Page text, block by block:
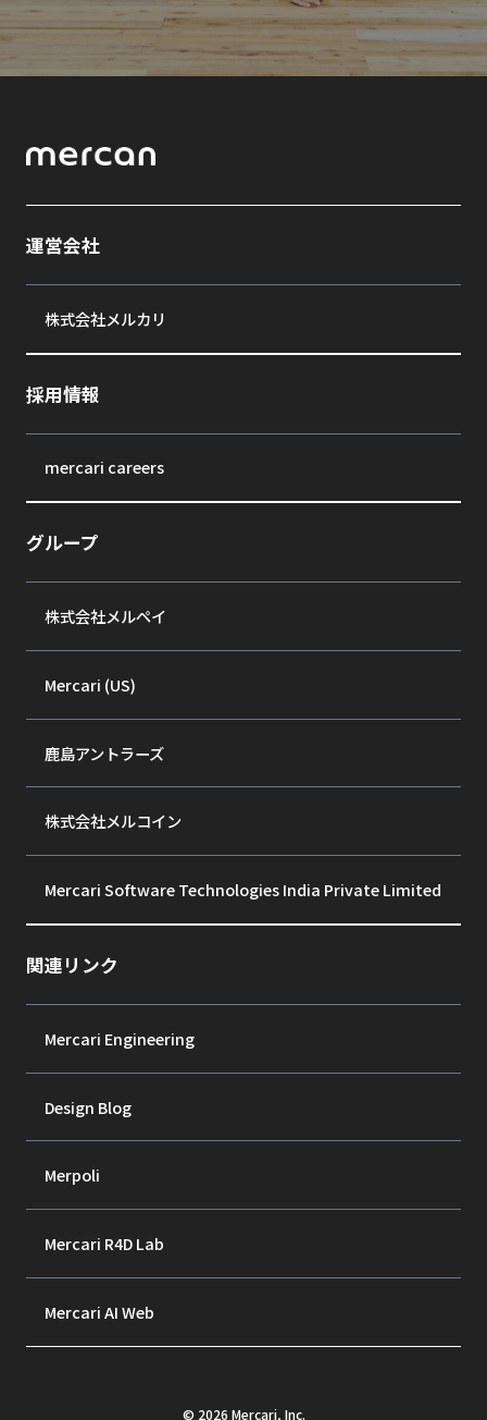
運営会社
株式会社メルカリ
採用情報
mercari careers
グループ
株式会社メルペイ
Mercari (US)
鹿島アントラーズ
株式会社メルコイン
Mercari Software Technologies India Private Limited
関連リンク
Mercari Engineering
Design Blog
Merpoli
Mercari R4D Lab
Mercari AI Web
© 2026 Mercari, Inc.